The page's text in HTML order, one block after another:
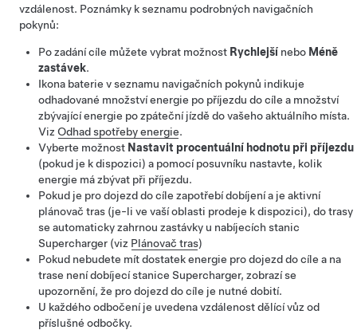
vzdálenost. Poznámky k seznamu podrobných navigačních
pokynů:
Po zadání cíle můžete vybrat možnost Rychlejší nebo Méně
zastávek.
Ikona baterie v seznamu navigačních pokynů indikuje
odhadované množství energie po příjezdu do cíle a množství
zbývající energie po zpáteční jízdě do vašeho aktuálního místa.
Viz Odhad spotřeby energie.
Vyberte možnost Nastavit procentuální hodnotu při příjezdu
(pokud je k dispozici) a pomocí posuvníku nastavte, kolik
energie má zbývat při příjezdu.
Pokud je pro dojezd do cíle zapotřebí dobíjení a je aktivní
plánovač tras (je-li ve vaší oblasti prodeje k dispozici), do trasy
se automaticky zahrnou zastávky u nabíjecích stanic
Supercharger (viz Plánovač tras)
Pokud nebudete mít dostatek energie pro dojezd do cíle a na
trase není dobíjecí stanice Supercharger, zobrazí se
upozornění, že pro dojezd do cíle je nutné dobití.
U každého odbočení je uvedena vzdálenost dělící vůz od
příslušné odbočky.